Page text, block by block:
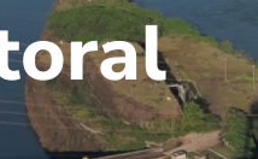
oral